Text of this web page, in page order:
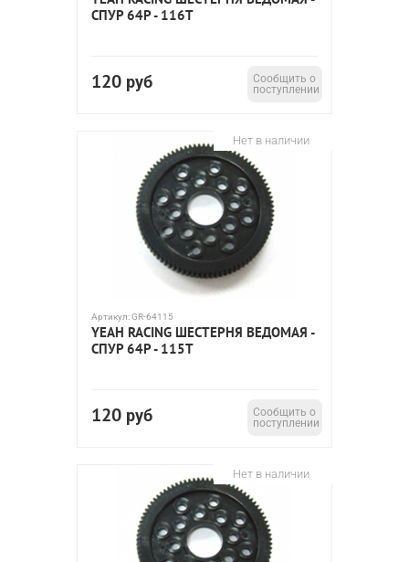
СПУР 64P - 116T
120 руб
Сообщить о
поступлении
Нет в наличии
Артикул:GR-64115
YEAH RACING ШЕСТЕРНЯ ВЕДОМАЯ -
СПУР 64P - 115T
120 руб
Сообщить о
поступлении
Нет в наличии